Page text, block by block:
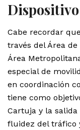
Cabe recordar
través del Área de
Área
especial de
en coordinación
tiene como
Cartuja y la
fluidez del tráfico